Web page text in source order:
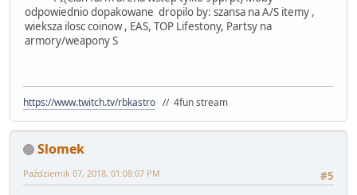
odpowiednio dopakowane dropilo by: szansa na A/S itemy ,
wieksza ilosc coinow , EAS, TOP Lifestony, Partsy na
armory/weapony S
https://www.twitch.tv/rbkastro // 4fun stream
Slomek
#5
Październik 07, 2018, 01:08:07 PM